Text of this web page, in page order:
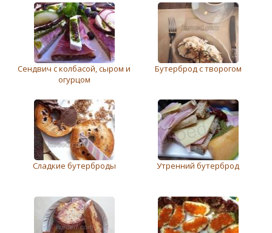
Сeндвич с колбасой, сыром и
огурцом
Бутерброд с творогом
Сладкие бутерброды Утренний бутерброд